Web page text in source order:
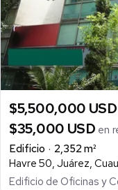
$5,500,000 USD
$35,000 USD en
Edificio
2,352 m²
Havre 50, Juárez,
Edificio de Oficinas y